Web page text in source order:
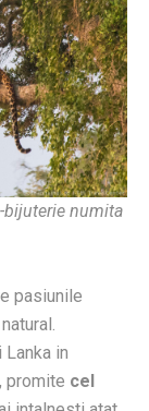
bijuterie numita
pasiunile
Lanka in
promite cel